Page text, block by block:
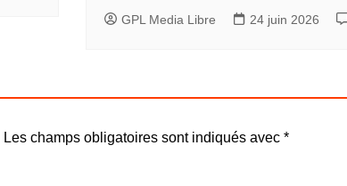
GPL Media Libre 24 juin 2026
Les champs obligatoires sont indiqués avec *